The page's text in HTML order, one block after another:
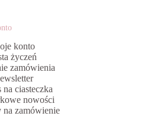
konto
życzeń
zamówienia
na ciasteczka
nowości
na zamówienie